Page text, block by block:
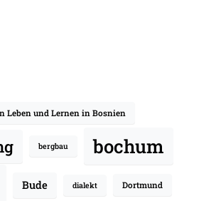
Leben und Lernen in Bosnien
bergbau bochum
Bude dialekt Dortmund